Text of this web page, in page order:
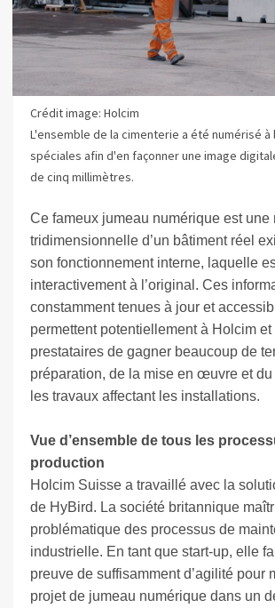
Crédit image: Holcim
L'ensemble de la cimenterie a été numérisé à
spéciales afin d'en façonner une image
de cinq millimètres.
Ce fameux jumeau numérique est une
tridimensionnelle d’un bâtiment réel
son fonctionnement interne, laquelle
interactivement à l’original. Ces
constamment tenues à jour et
permettent potentiellement à Holcim et
prestataires de gagner beaucoup de
préparation, de la mise en œuvre et
les travaux affectant les installations.
Vue d’ensemble de tous les
production
Holcim Suisse a travaillé avec la
de HyBird. La société britannique
problématique des processus de
industrielle. En tant que start-up, elle
preuve de suffisamment d’agilité pour
projet de jumeau numérique dans un